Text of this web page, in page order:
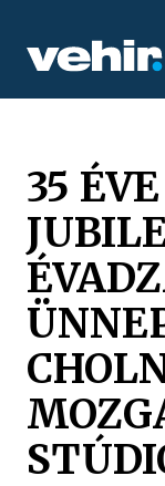
35